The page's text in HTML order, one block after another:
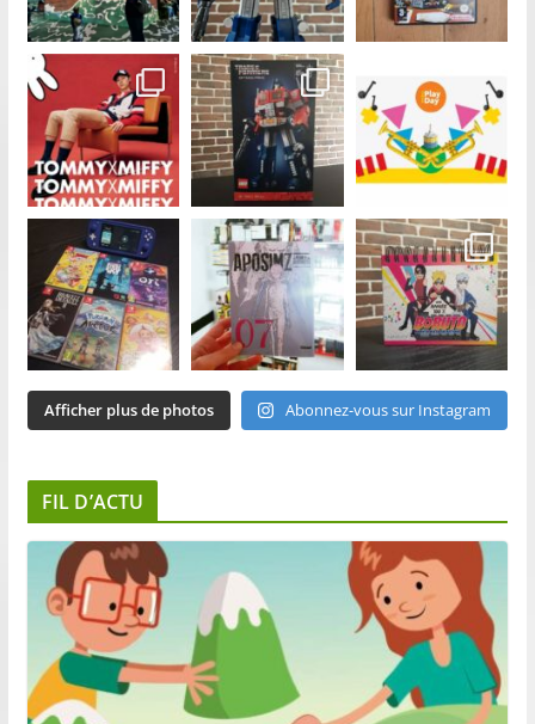
Afficher plus de photos Abonnez-vous sur Instagram
FIL D’ACTU